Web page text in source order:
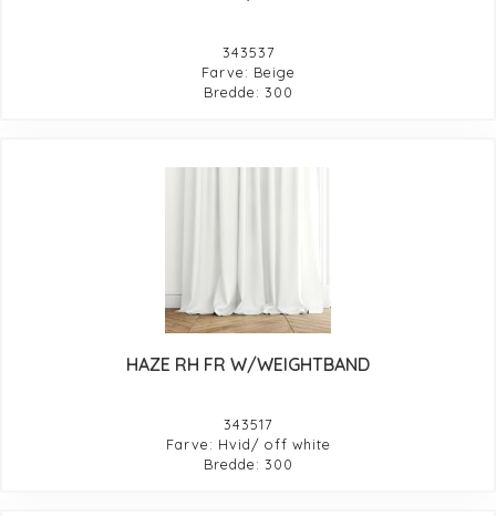
343537
Farve: Beige
Bredde: 300
HAZE RH FR W/WEIGHTBAND
343517
Farve: Hvid/ off white
Bredde: 300